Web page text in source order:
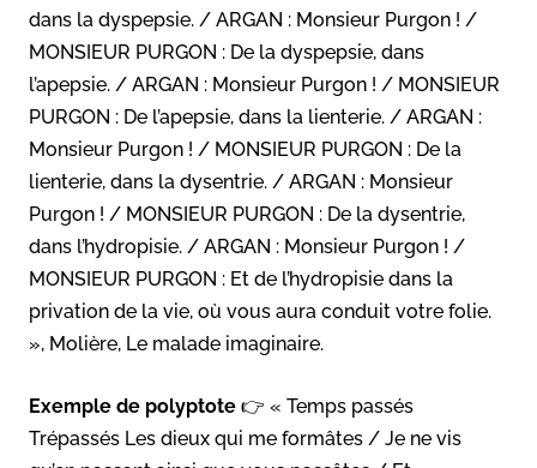
dans la dyspepsie. / ARGAN : Monsieur Purgon ! /
MONSIEUR PURGON : De la dyspepsie, dans
l’apepsie. / ARGAN : Monsieur Purgon ! / MONSIEUR
PURGON : De l’apepsie, dans la lienterie. / ARGAN :
Monsieur Purgon ! / MONSIEUR PURGON : De la
lienterie, dans la dysentrie. / ARGAN : Monsieur
Purgon ! / MONSIEUR PURGON : De la dysentrie,
dans l’hydropisie. / ARGAN : Monsieur Purgon ! /
MONSIEUR PURGON : Et de l’hydropisie dans la
privation de la vie, où vous aura conduit votre folie.
», Molière, Le malade imaginaire.
Exemple de polyptote 👉 « Temps passés
Trépassés Les dieux qui me formâtes / Je ne vis